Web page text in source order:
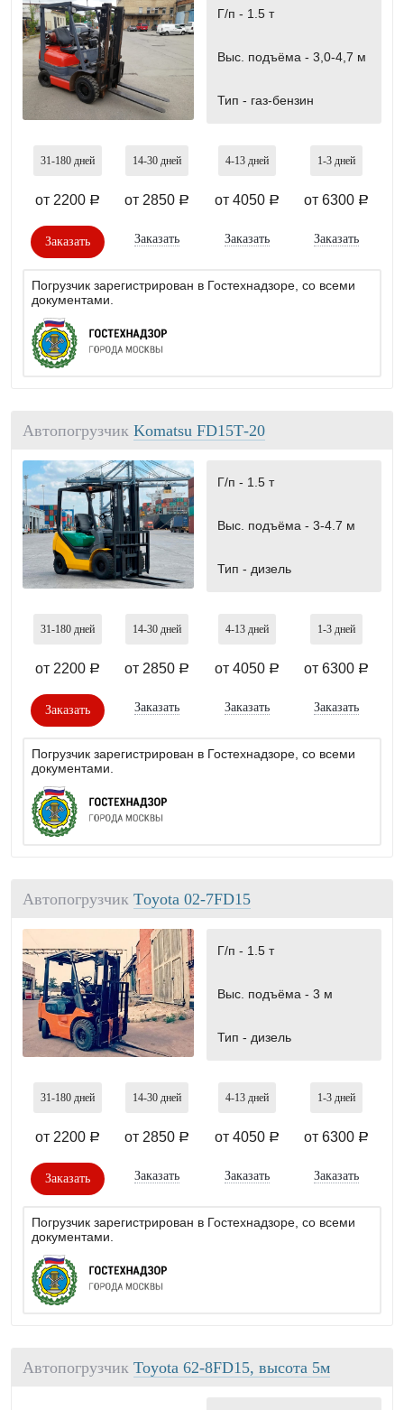
Г/п - 1.5 т
Выс. подъёма - 3,0-4,7 м
Тип - газ-бензин
31-180 дней
от 2200 a
Заказать
14-30 дней
от 2850 a
Заказать
4-13 дней
от 4050 a
Заказать
1-3 дней
от 6300 a
Заказать
Погрузчик зарегистрирован в Гостехнадзоре, со всеми
документами.
Автопогрузчик Komatsu FD15Т-20
Г/п - 1.5 т
Выс. подъёма - 3-4.7 м
Тип - дизель
31-180 дней
от 2200 a
Заказать
14-30 дней
от 2850 a
Заказать
4-13 дней
от 4050 a
Заказать
1-3 дней
от 6300 a
Заказать
Погрузчик зарегистрирован в Гостехнадзоре, со всеми
документами.
Автопогрузчик Тoyota 02-7FD15
Г/п - 1.5 т
Выс. подъёма - 3 м
Тип - дизель
31-180 дней
от 2200 a
Заказать
14-30 дней
от 2850 a
Заказать
4-13 дней
от 4050 a
Заказать
1-3 дней
от 6300 a
Заказать
Погрузчик зарегистрирован в Гостехнадзоре, со всеми
документами.
Автопогрузчик Toyota 62-8FD15, высота 5м